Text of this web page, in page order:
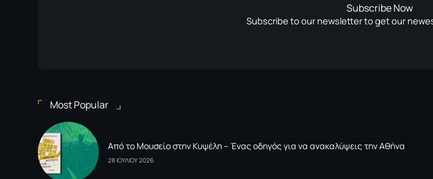
Subscribe Now
Subscribe to our newsletter to get our
Most Popular
Από το Μουσείο στην Κυψέλη – Ένας οδηγός για να ανακαλύψεις την Αθήνα
28 ΙΟΥΛΙΟΥ 2026